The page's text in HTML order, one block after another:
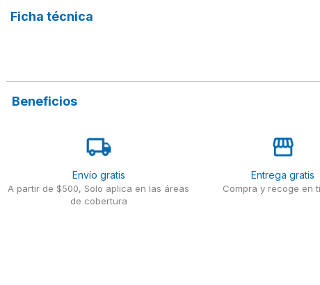
Ficha técnica
Beneficios
Envío gratis
A partir de $500, Solo aplica en las áreas
de cobertura
Entrega gratis
Compra y recoge en